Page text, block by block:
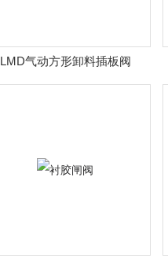
LMD气动方形卸料插板阀